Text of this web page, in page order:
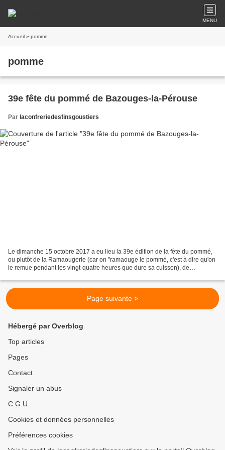
MENU
Accueil » pomme
pomme
39e fête du pommé de Bazouges-la-Pérouse
Par laconfreriedesfinsgoustiers
Le dimanche 15 octobre 2017 a eu lieu la 39e édition de la fête du pommé,
ou plutôt de la Ramaougerie (car on "ramaouge le pommé, c'est à dire qu'on
le remue pendant les vingt-quatre heures que dure sa cuisson), de
Page suivante >
Hébergé par Overblog
Top articles
Pages
Contact
Signaler un abus
C.G.U.
Cookies et données personnelles
Préférences cookies